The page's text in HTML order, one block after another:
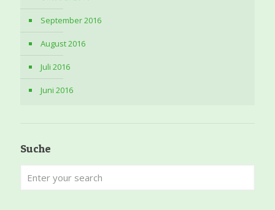
September 2016
August 2016
Juli 2016
Juni 2016
Suche